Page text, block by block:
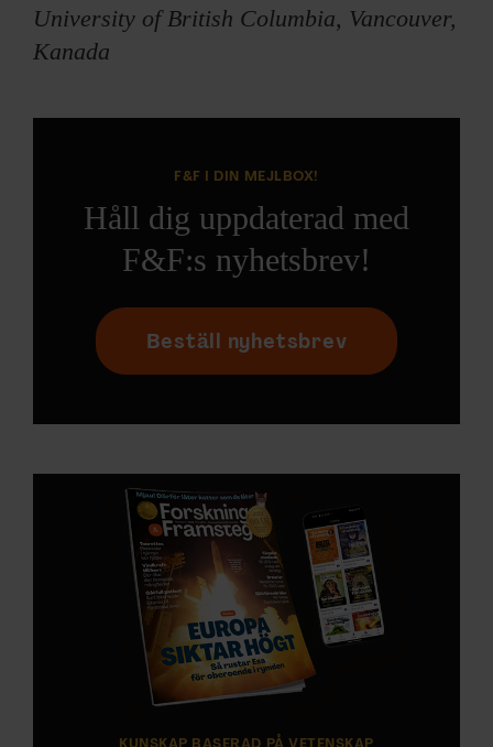
University of British Columbia, Vancouver,
Kanada
F&F I DIN MEJLBOX!
Håll dig uppdaterad med
F&F:s nyhetsbrev!
Beställ nyhetsbrev
KUNSKAP BASERAD PÅ VETENSKAP